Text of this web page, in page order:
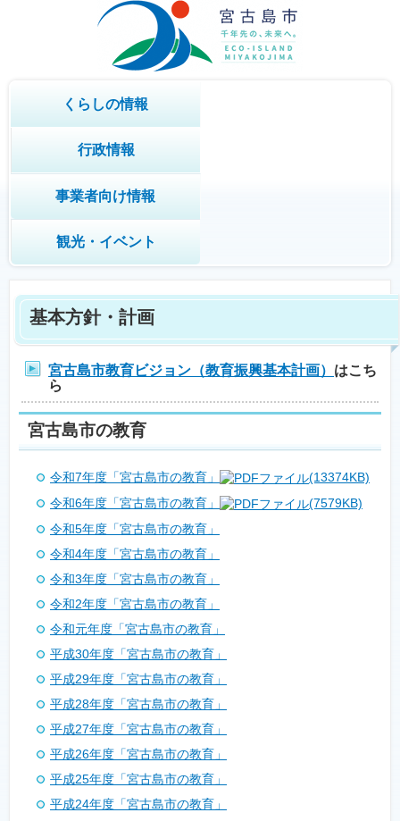
くらしの情報
行政情報
事業者向け情報
観光・イベント
基本方針・計画
宮古島市教育ビジョン（教育振興基本計画） はこち
ら
宮古島市の教育
令和7年度「宮古島市の教育」
(13374KB)
令和6年度「宮古島市の教育」
(7579KB)
令和5年度「宮古島市の教育」
令和4年度「宮古島市の教育」
令和3年度「宮古島市の教育」
令和2年度「宮古島市の教育」
令和元年度「宮古島市の教育」
平成30年度「宮古島市の教育」
平成29年度「宮古島市の教育」
平成28年度「宮古島市の教育」
平成27年度「宮古島市の教育」
平成26年度「宮古島市の教育」
平成25年度「宮古島市の教育」
平成24年度「宮古島市の教育」